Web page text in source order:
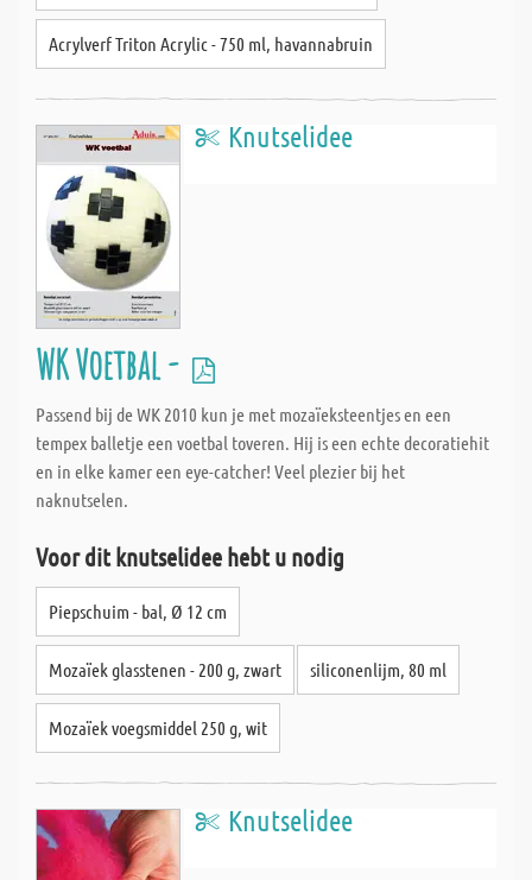
Acrylverf Triton Acrylic - 750 ml, havannabruin
Knutselidee
WK Voetbal -
Passend bij de WK 2010 kun je met mozaïeksteentjes en een
tempex balletje een voetbal toveren. Hij is een echte decoratiehit
en in elke kamer een eye-catcher! Veel plezier bij het
naknutselen.
Voor dit knutselidee hebt u nodig
Piepschuim - bal, Ø 12 cm
Mozaïek glasstenen - 200 g, zwart siliconenlijm, 80 ml
Mozaïek voegsmiddel 250 g, wit
Knutselidee